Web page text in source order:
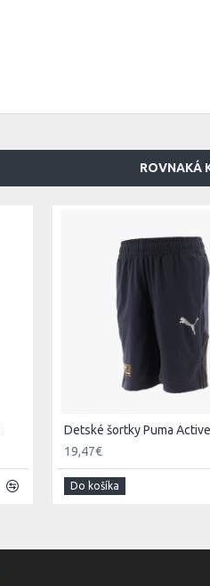
ROVNAKÁ
Detské šortky Puma
19,47€
Do košíka